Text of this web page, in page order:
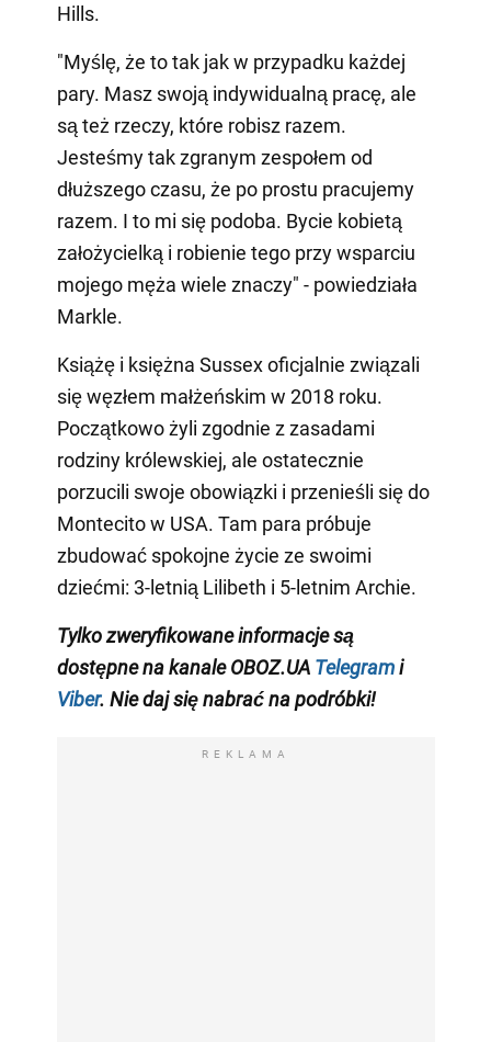
Hills.
"Myślę, że to tak jak w przypadku każdej
pary. Masz swoją indywidualną pracę, ale
są też rzeczy, które robisz razem.
Jesteśmy tak zgranym zespołem od
dłuższego czasu, że po prostu pracujemy
razem. I to mi się podoba. Bycie kobietą
założycielką i robienie tego przy wsparciu
mojego męża wiele znaczy" - powiedziała
Markle.
Książę i księżna Sussex oficjalnie związali
się węzłem małżeńskim w 2018 roku.
Początkowo żyli zgodnie z zasadami
rodziny królewskiej, ale ostatecznie
porzucili swoje obowiązki i przenieśli się do
Montecito w USA. Tam para próbuje
zbudować spokojne życie ze swoimi
dziećmi: 3-letnią Lilibeth i 5-letnim Archie.
Tylko zweryfikowane informacje są
dostępne nakanaleOBOZ.UA Telegrami
Viber. Nie daj się nabrać na podróbki!
REKLAMA